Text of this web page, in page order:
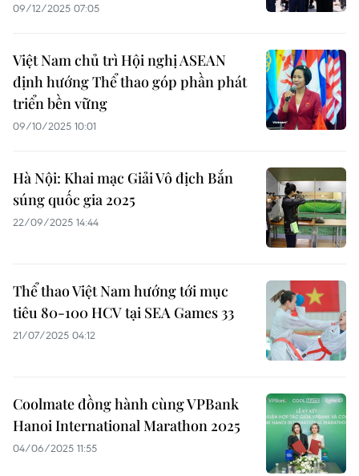
09/12/2025 07:05
Việt Nam chủ trì Hội nghị ASEAN
định hướng Thể thao góp phần phát
triển bền vững
09/10/2025 10:01
Hà Nội: Khai mạc Giải Vô địch Bắn
súng quốc gia 2025
22/09/2025 14:44
Thể thao Việt Nam hướng tới mục
tiêu 80-100 HCV tại SEA Games 33
21/07/2025 04:12
Coolmate đồng hành cùng VPBank
Hanoi International Marathon 2025
04/06/2025 11:55